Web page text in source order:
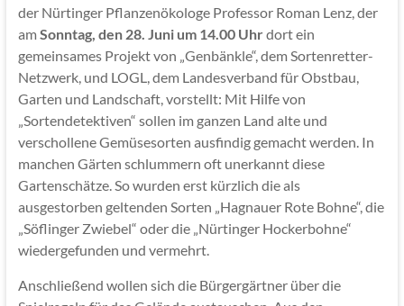
der Nürtinger Pflanzenökologe Professor Roman Lenz, der
amSonntag, den 28. Juni um 14.00 Uhrdort ein
gemeinsames Projekt von „Genbänkle“, dem Sortenretter-
Netzwerk, und LOGL, dem Landesverband für Obstbau,
Garten und Landschaft, vorstellt: Mit Hilfe von
„Sortendetektiven“ sollen im ganzen Land alte und
verschollene Gemüsesorten ausfindig gemacht werden. In
manchen Gärten schlummern oft unerkannt diese
Gartenschätze. So wurden erst kürzlich die als
ausgestorben geltenden Sorten „Hagnauer Rote Bohne“, die
„Söflinger Zwiebel“ oder die „Nürtinger Hockerbohne“
wiedergefunden und vermehrt.
Anschließend wollen sich die Bürgergärtner über die